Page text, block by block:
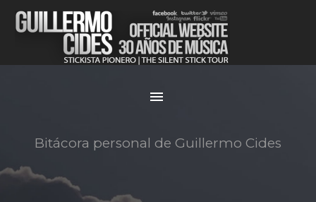
Bitácora personal de Guillermo Cides